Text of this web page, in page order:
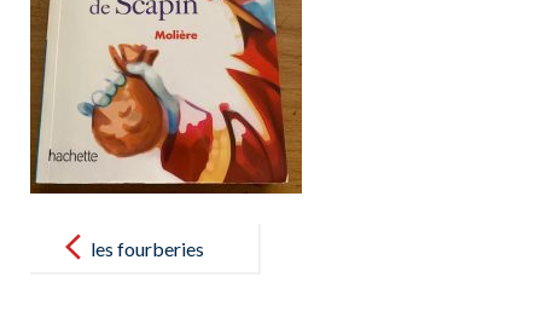
navigationles fourberies